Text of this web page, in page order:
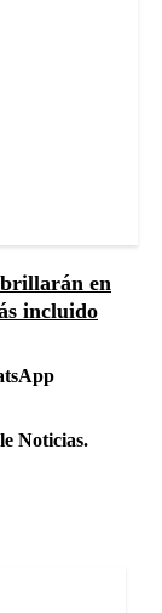
brillarán en
incluido
Noticias.